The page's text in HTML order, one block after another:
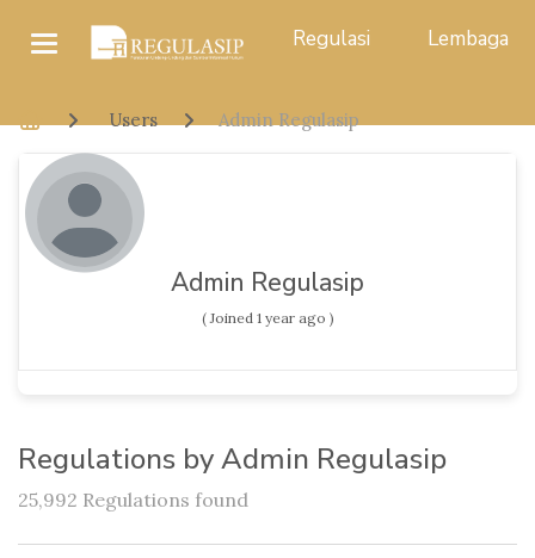
Regulasi Lembaga
Users Admin Regulasip
Admin Regulasip
( Joined 1 year ago )
Regulations by Admin Regulasip
25,992 Regulations found